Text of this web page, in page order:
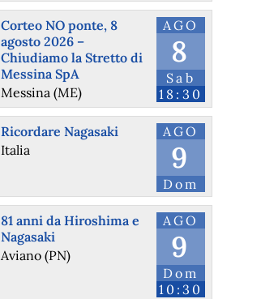
AGO
8
Sab
18:30
Corteo NO ponte, 8
agosto 2026 –
Chiudiamo la Stretto di
Messina SpA
Messina (ME)
AGO
9
Dom
Ricordare Nagasaki
Italia
AGO
9
Dom
10:30
81 anni da Hiroshima e
Nagasaki
Aviano (PN)